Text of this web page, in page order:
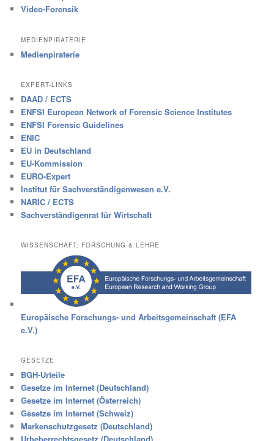
Video-Forensik
MEDIENPIRATERIE
Medienpiraterie
EXPERT-LINKS
DAAD / ECTS
ENFSI European Network of Forensic Science Institutes
ENFSI Forensic Guidelines
ENIC
EU in Deutschland
EU-Kommission
EURO-Expert
Institut für Sachverständigenwesen e.V.
NARIC / ECTS
Sachverständigenrat für Wirtschaft
WISSENSCHAFT: FORSCHUNG & LEHRE
Europäische Forschungs- und Arbeitsgemeinschaft (EFA
e.V.)
GESETZE
BGH-Urteile
Gesetze im Internet (Deutschland)
Gesetze im Internet (Österreich)
Gesetze im Internet (Schweiz)
Markenschutzgesetz (Deutschland)